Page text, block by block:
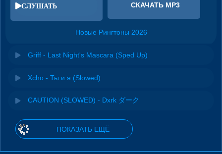
СЛУШАТЬ СКАЧАТЬ MP3
Новые Рингтоны 2026
Griff - Last Night's Mascara (Sped Up)
Xcho - Ты и я (Slowed)
CAUTION (SLOWED) - Dxrk ダーク
ПОКАЗАТЬ ЕЩЁ